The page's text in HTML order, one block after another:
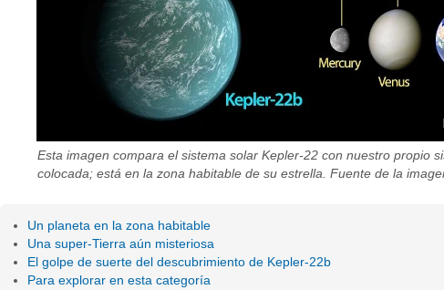
Esta imagen compara el sistema solar Kepler-22 con nuestro propio
colocada; está en la zona habitable de su estrella. Fuente de la
Un planeta en la zona habitable
Una super-Tierra aún misteriosa
El golpe de suerte del descubrimiento de Kepler-22b
Para explorar en esta categoría